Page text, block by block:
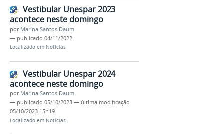
Vestibular Unespar 2023
acontece neste domingo
por Marina Santos Daum
— publicado 04/11/2022
Localizado em Notícias
Vestibular Unespar 2024
acontece neste domingo
por Marina Santos Daum
— publicado 05/10/2023 — última modificação
05/10/2023 15h19
Localizado em Notícias